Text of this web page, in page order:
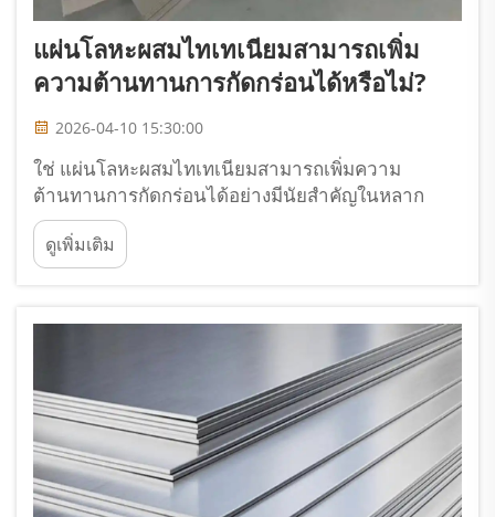
แผ่นโลหะผสมไทเทเนียมสามารถเพิ่ม
ความต้านทานการกัดกร่อนได้หรือไม่?
2026-04-10 15:30:00
ใช่ แผ่นโลหะผสมไทเทเนียมสามารถเพิ่มความ
ต้านทานการกัดกร่อนได้อย่างมีนัยสำคัญในหลาก
หลายการใช้งานเชิงอุตสาหกรรม ความต้านทานการ
กัดกร่อนที่ยอดเยี่ยมของแผ่นโลหะผสมไทเทเนียมเกิด
จากความสามารถตามธรรมชาติของวัสดุในการสร้าง
ประสิทธิภาพ...
ดูเพิ่มเติม